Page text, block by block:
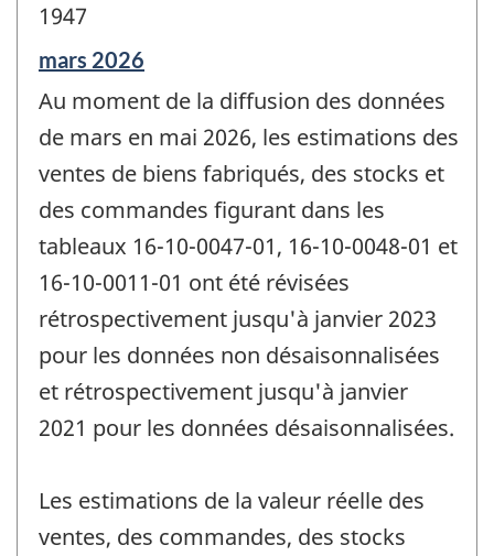
1947
Période
référence
de
-
mars 2026
Au moment de la diffusion des données
de mars en mai 2026, les estimations des
ventes de biens fabriqués, des stocks et
des commandes figurant dans les
tableaux 16-10-0047-01, 16-10-0048-01 et
16-10-0011-01 ont été révisées
rétrospectivement jusqu'à janvier 2023
pour les données non désaisonnalisées
et rétrospectivement jusqu'à janvier
2021 pour les données désaisonnalisées.
Les estimations de la valeur réelle des
ventes, des commandes, des stocks